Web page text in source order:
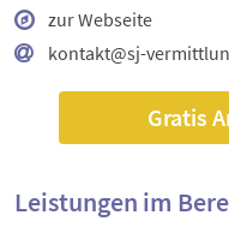
zur Webseite
kontakt@sj-
Gratis
Leistungen im